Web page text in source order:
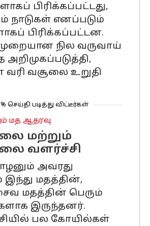
பிரிக்கப்பட்டது,
நாடுகள் எனப்படும்
பிரிக்கப்பட்டன.
நில வருவாய்
அறிமுகப்படுத்தி,
வசூலை உறுதி
% செய்தி படித்து விட்டீர்கள்
மத ஆதரவு
மற்றும்
வளர்ச்சி
அவரது
இந்து மதத்தின்,
மதத்தின் பெரும்
இருந்தனர்.
பல கோயில்கள்